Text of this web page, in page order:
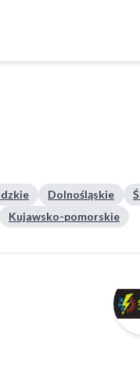
Dolnośląskie
Kujawsko-pomorskie